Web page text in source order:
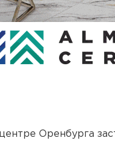
Оренбурга